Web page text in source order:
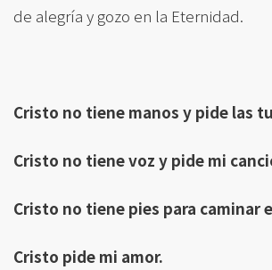
de alegría y gozo en la Eternidad.
Cristo no tiene manos y pide las
Cristo no tiene voz y pide mi
Cristo no tiene pies para caminar
Cristo pide mi amor.